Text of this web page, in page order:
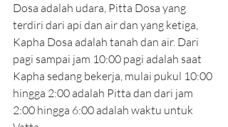
Dosa adalah udara, Pitta Dosa yang
terdiri dari api dan air dan yang ketiga,
Kapha Dosa adalah tanah dan air. Dari
pagi sampai jam 10:00 pagi adalah saat
Kapha sedang bekerja, mulai pukul 10:00
hingga 2:00 adalah Pitta dan dari jam
2:00 hingga 6:00 adalah waktu untuk